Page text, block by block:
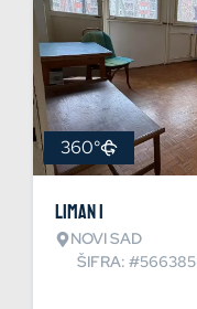
360°
Liman 1
NOVI SAD
ŠIFRA: #566385